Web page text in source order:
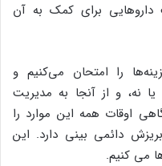
برای کمک به آن
را امتحان می‌کنیم و
یا نه، و از آنجا به مدیریت
اوقات همه این موارد را
دائمی بینی دارد. این
می کنیم.